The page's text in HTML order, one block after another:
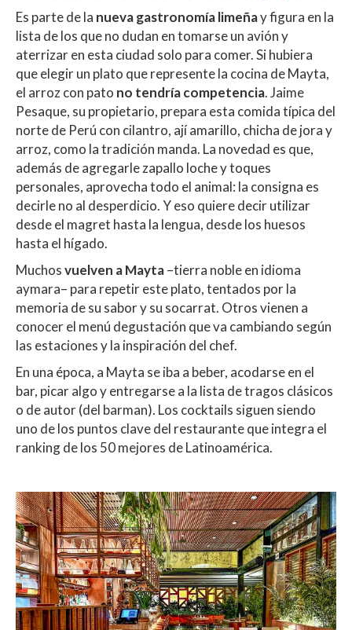
Es parte de la nueva gastronomía limeñay figura en la
lista de los que no dudan en tomarse un avión y
aterrizar en esta ciudad solo para comer. Si hubiera
que elegir un plato que represente la cocina de Mayta,
el arroz con pato no tendría competencia. Jaime
Pesaque, su propietario, prepara esta comida típica del
norte de Perú con cilantro, ají amarillo, chicha de jora y
arroz, como la tradición manda. La novedad es que,
además de agregarle zapallo loche y toques
personales, aprovecha todo el animal: la consigna es
decirle no al desperdicio. Y eso quiere decir utilizar
desde el magret hasta la lengua, desde los huesos
hasta el hígado.
Muchosvuelven a Mayta–tierra noble en idioma
aymara– para repetir este plato, tentados por la
memoria de su sabor y su socarrat. Otros vienen a
conocer el menú degustación que va cambiando según
las estaciones y la inspiración del chef.
En una época, a Mayta se iba a beber, acodarse en el
bar, picar algo y entregarse a la lista de tragos clásicos
o de autor (del barman). Los cocktails siguen siendo
uno de los puntos clave del restaurante que integra el
ranking de los 50 mejores de Latinoamérica.